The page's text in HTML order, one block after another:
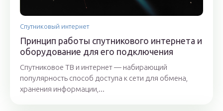
Спутниковый интернет
Принцип работы спутникового интернета и
оборудование для его подключения
Спутниковое ТВ и интернет — набирающий
популярность способ доступа к сети для обмена,
хранения информации,...